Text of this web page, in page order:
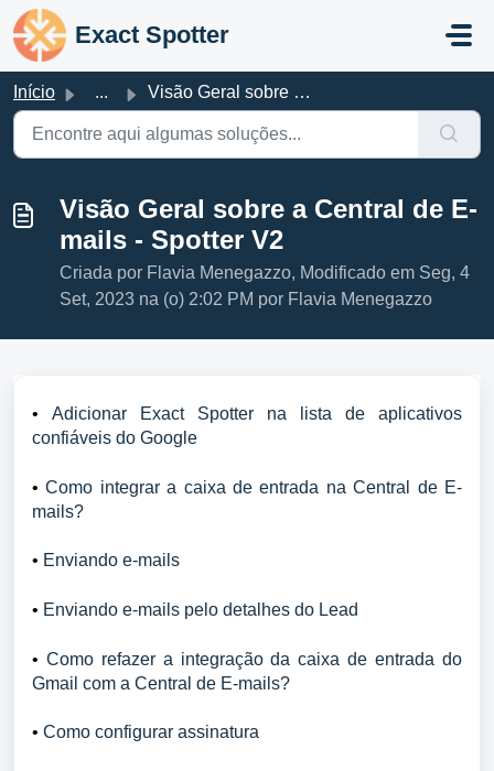
Ir para o conteúdo principal
Exact Spotter
Início ... Visão Geral sobre a Central de E-mails - Spotter V2
Visão Geral sobre a Central de E-
mails - Spotter V2
Criada por Flavia Menegazzo, Modificado em Seg, 4
Set, 2023 na (o) 2:02 PM por Flavia Menegazzo
• Adicionar Exact Spotter na lista de aplicativos
confiáveis do Google
• Como integrar a caixa de entrada na Central de E-
mails?
• Enviando e-mails
• Enviando e-mails pelo detalhes do Lead
• Como refazer a integração da caixa de entrada do
Gmail com a Central de E-mails?
• Como configurar assinatura